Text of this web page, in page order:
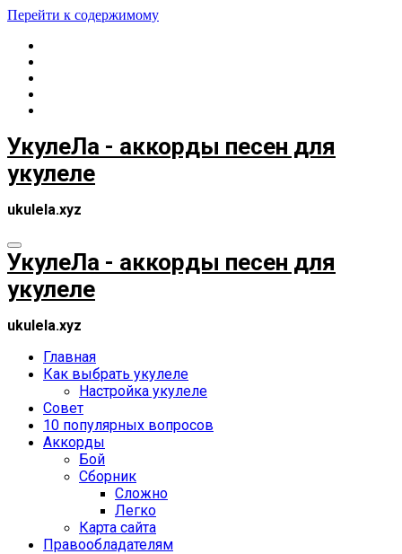
Перейти к содержимому
УкулеЛа - аккорды песен для
укулеле
ukulela.xyz
УкулеЛа - аккорды песен для
укулеле
ukulela.xyz
Главная
Как выбрать укулеле
Настройка укулеле
Совет
10 популярных вопросов
Аккорды
Бой
Сборник
Сложно
Легко
Карта сайта
Правообладателям